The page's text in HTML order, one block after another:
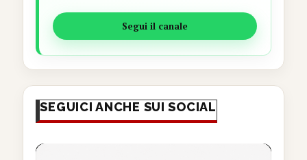
Segui il canale
SEGUICI ANCHE SUI SOCIAL